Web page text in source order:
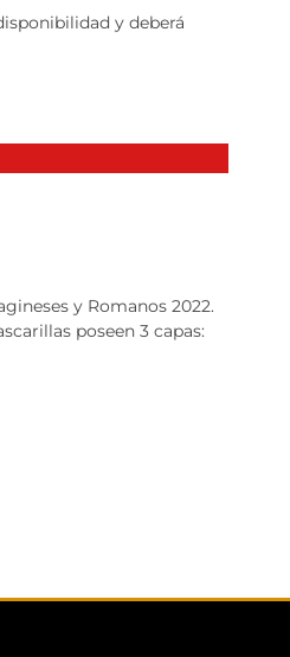
y deberá
y Romanos 2022.
poseen 3 capas: